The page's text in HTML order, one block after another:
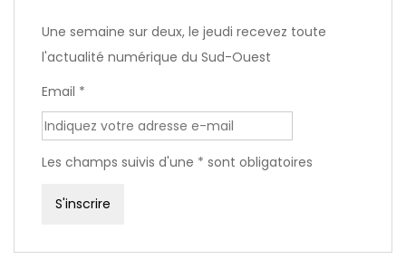
Une semaine sur deux, le jeudi recevez toute
l'actualité numérique du Sud-Ouest
Email *
Les champs suivis d'une * sont obligatoires